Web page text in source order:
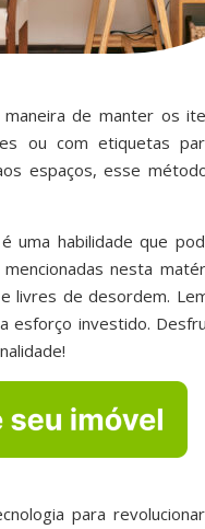
de manter os
ou com etiquetas
espaços, esse
uma habilidade que
nesta
livres de desordem.
esforço investido.
para